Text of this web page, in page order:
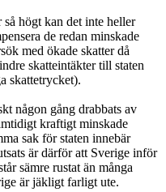
högt kan det inte heller
de redan minskade
med ökade skatter då
skatteintäkter till staten
skattetrycket).
någon gång drabbats av
kraftigt minskade
sak för staten innebär
är därför att Sverige inför
sämre rustat än många
är jäkligt farligt ute.